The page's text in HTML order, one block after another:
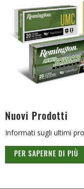
Nuovi Prodotti
Informati sugli ultimi
PER SAPERNE DI PIÙ